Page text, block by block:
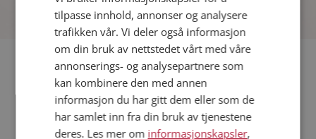
Fler single
Flere singlemenn fra Trondheim :Bjørn,Asle,Hans
Kvinner fra Trondheim
Date kvinner i Norge
tilpasse innhold, annonser og analysere
trafikken vår. Vi deler også informasjon
om din bruk av nettstedet vårt med våre
annonserings- og analysepartnere som
kan kombinere den med annen
informasjon du har gitt dem eller som de
har samlet inn fra din bruk av tjenestene
deres. Les mer om informasjonskapsler,